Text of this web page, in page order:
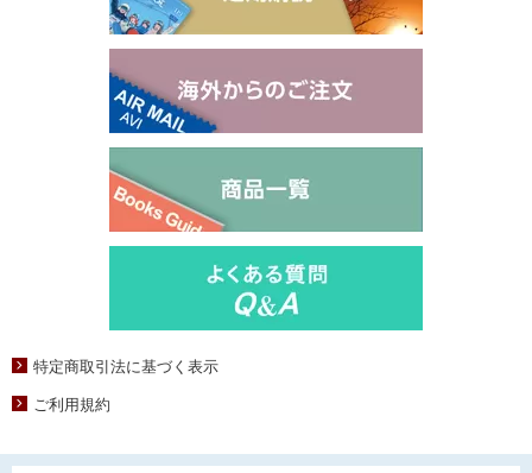
特定商取引法に基づく表示
ご利用規約